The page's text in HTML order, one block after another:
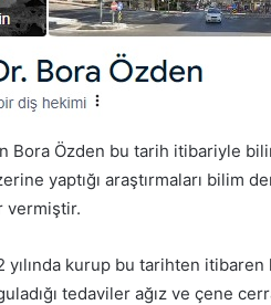
Bora Özden bu tarih itibariyle
yaptığı araştırmaları bilim
vermiştir.
yılında kurup bu tarihten
tedaviler ağız ve çene